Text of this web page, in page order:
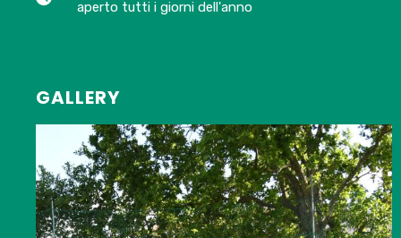
aperto tutti i giorni dell'anno
GALLERY